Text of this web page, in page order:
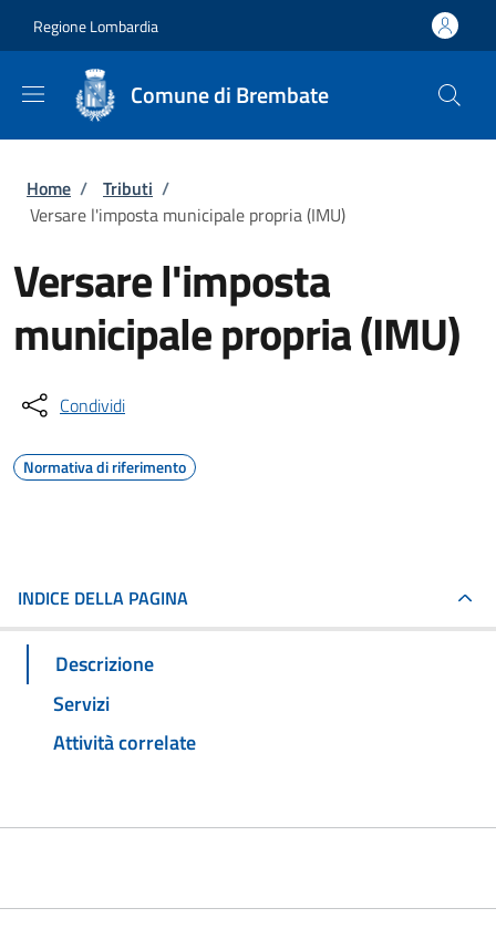
Regione Lombardia
Comune di Brembate
Briciole di pane
Home / Tributi /
Versare l'imposta municipale propria (IMU)
Versare l'imposta
municipale propria (IMU)
Condividi
Normativa di riferimento
INDICE DELLA PAGINA
Descrizione
Servizi
Attività correlate